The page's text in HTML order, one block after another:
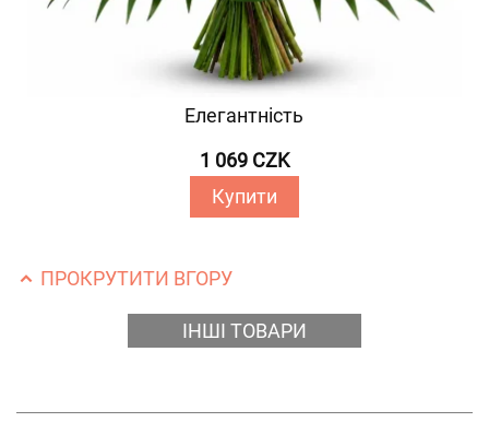
Елегантність
1 069 CZK
Купити
ПРОКРУТИТИ ВГОРУ
ІНШІ ТОВАРИ